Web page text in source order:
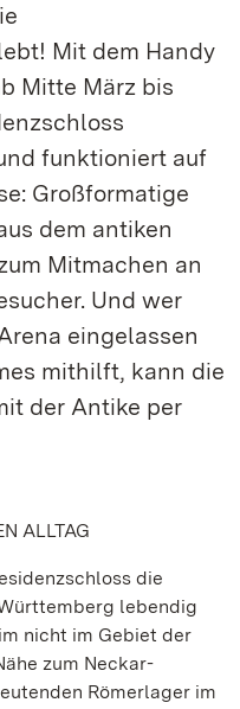
Mit dem Handy
Mitte März bis
funktioniert auf
Großformatige
dem antiken
Mitmachen an
Und wer
eingelassen
mithilft, kann die
der Antike per
ALLTAG
die
lebendig
nicht im Gebiet der
zum Neckar-
Römerlager im